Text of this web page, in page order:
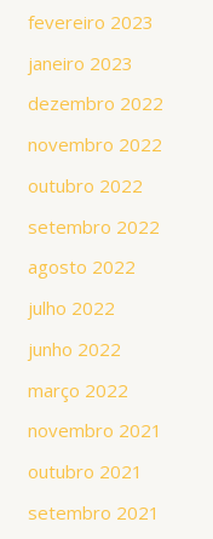
fevereiro 2023
janeiro 2023
dezembro 2022
novembro 2022
outubro 2022
setembro 2022
agosto 2022
julho 2022
junho 2022
março 2022
novembro 2021
outubro 2021
setembro 2021